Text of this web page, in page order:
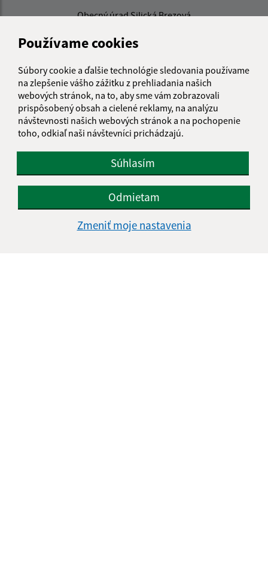
Používame cookies
Súbory cookie a ďalšie technológie sledovania používame
na zlepšenie vášho zážitku z prehliadania našich
webových stránok, na to, aby sme vám zobrazovali
prispôsobený obsah a cielené reklamy, na analýzu
návštevnosti našich webových stránok a na pochopenie
toho, odkiaľ naši návštevníci prichádzajú.
Súhlasím
Odmietam
Zmeniť moje nastavenia
Obecný úrad Silická Brezová
049 11 Plešivec
obecsb@gmail.com
+421 58 38 103 17
IČO: 00328791